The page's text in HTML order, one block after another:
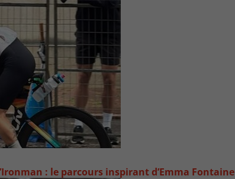
: le parcours inspirant d’Emma Fontaine